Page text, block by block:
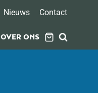
Nieuws Contact
OVER ONS